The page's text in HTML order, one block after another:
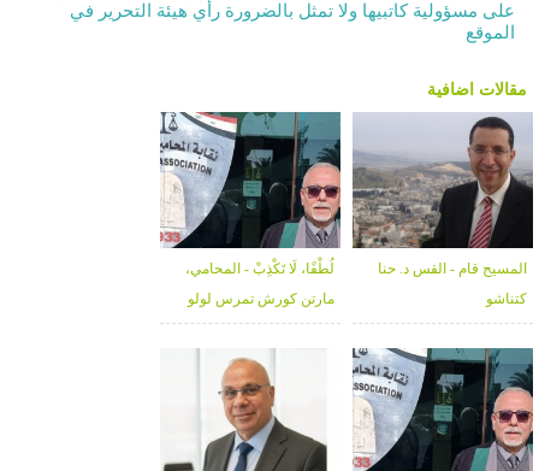
على مسؤولية كاتبيها ولا تمثل بالضرورة رأي هيئة التحرير في
الموقع
مقالات اضافية
المسيح قام - القس د. حنا
كتناشو
لُطْفًا، لَا تَكْذِبْ - المحامي،
مارتن كورش تمرس لولو